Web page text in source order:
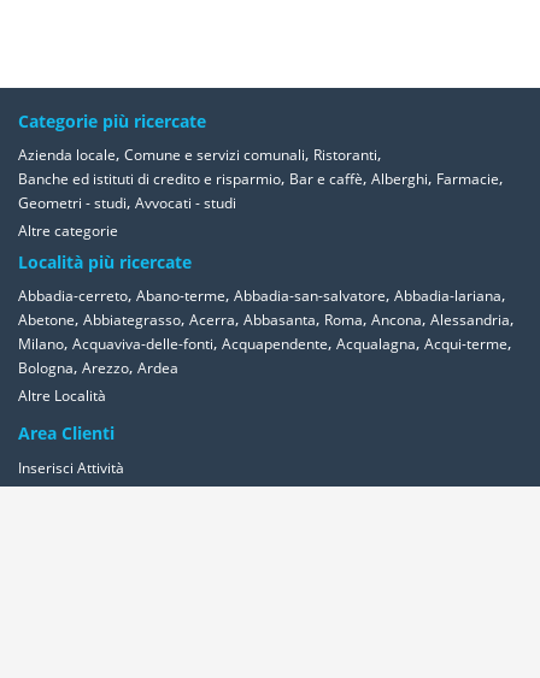
Categorie più ricercate
Azienda locale, Comune e servizi comunali, Ristoranti,
Banche ed istituti di credito e risparmio, Bar e caffè, Alberghi, Farmacie,
Geometri - studi, Avvocati - studi
Altre categorie
Località più ricercate
Abbadia-cerreto, Abano-terme, Abbadia-san-salvatore, Abbadia-lariana,
Abetone, Abbiategrasso, Acerra, Abbasanta, Roma, Ancona, Alessandria,
Milano, Acquaviva-delle-fonti, Acquapendente, Acqualagna, Acqui-terme,
Bologna, Arezzo, Ardea
Altre Località
Area Clienti
Inserisci Attività